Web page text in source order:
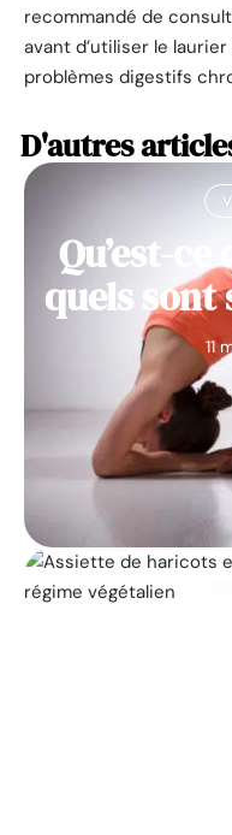
recommandé de
avant d’utiliser le
problèmes digestifs
D'autres
Qu’est-
quels sont
11